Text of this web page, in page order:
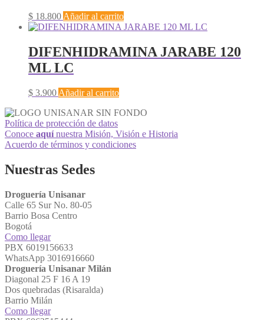
$ 18.800 Añadir al carrito
DIFENHIDRAMINA JARABE 120
ML LC
$ 3.900 Añadir al carrito
Política de protección de datos
Conoce aquínuestra Misión, Visión e Historia
Acuerdo de términos y condiciones
Nuestras Sedes
Droguería Unisanar
Calle 65 Sur No. 80-05
Barrio Bosa Centro
Bogotá
Como llegar
PBX 6019156633
WhatsApp 3016916660
Droguería Unisanar Milán
Diagonal 25 F 16 A 19
Dos quebradas (Risaralda)
Barrio Milán
Como llegar